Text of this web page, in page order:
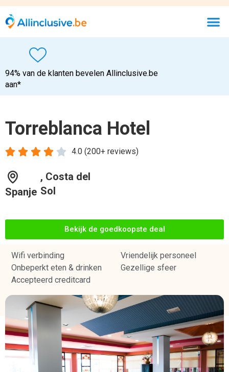
94% van de klanten bevelen Allinclusive.be
aan*
Torreblanca Hotel
4.0 (200+ reviews)
    
Spanje
, Costa del
Sol
Bekijk de goedkoopste deal
Wifi verbinding
Vriendelijk personeel
Onbeperkt eten & drinken
Gezellige sfeer
Accepteerd creditcard